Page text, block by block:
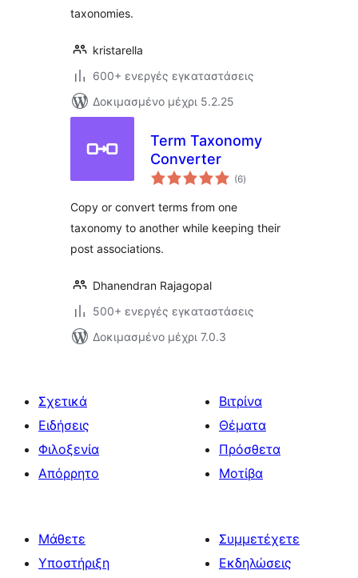
taxonomies.
kristarella
600+ ενεργές εγκαταστάσεις
Δοκιμασμένο μέχρι 5.2.25
Term Taxonomy
Converter
(6αξιολογήσεις
σύνολο
)
Copy or convert terms from one
taxonomy to another while keeping their
post associations.
Dhanendran Rajagopal
500+ ενεργές εγκαταστάσεις
Δοκιμασμένο μέχρι 7.0.3
Σχετικά
Ειδήσεις
Φιλοξενία
Απόρρητο
Βιτρίνα
Θέματα
Πρόσθετα
Μοτίβα
Μάθετε
Υποστήριξη
Συμμετέχετε
Εκδηλώσεις